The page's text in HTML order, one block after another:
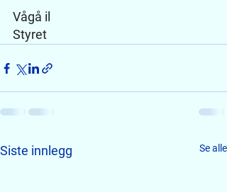
Vågå il
Styret
Siste innlegg Se alle